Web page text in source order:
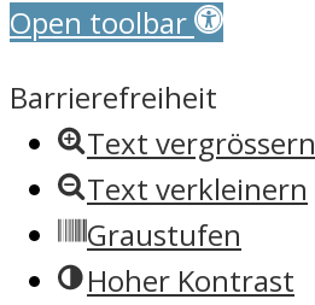
Open toolbar
Barrierefreiheit
Text vergrössern
Text verkleinern
Graustufen
Hoher Kontrast